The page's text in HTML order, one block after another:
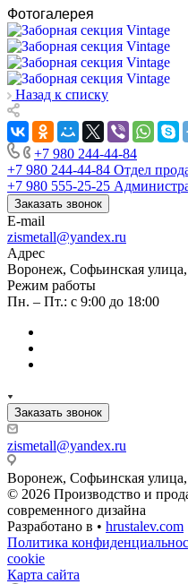
Фотогалерея
Назад к списку
+7 980 244-44-84
+7 980 244-44-84 Отдел
+7 980 555-25-25
Заказать звонок
E-mail
zismetall@yandex.ru
Адрес
Воронеж, Софьинская
Режим работы
Пн. – Пт.: с 9:00 до 18:00
Заказать звонок
zismetall@yandex.ru
Воронеж, Софьинская
© 2026 Производство и
современного дизайна
Разработано в • hrustalev.com
Политика
cookie
Карта сайта